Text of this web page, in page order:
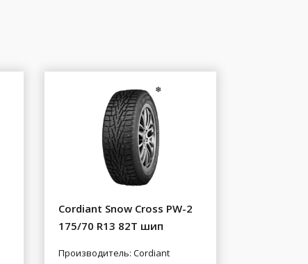
Cordiant Snow Cross PW-2
175/70 R13 82T шип
Производитель: Cordiant